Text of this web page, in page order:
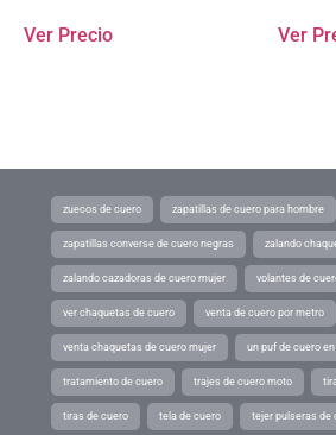
Ver Precio Ver
zuecos de cuero zapatillas de cuero para hombre
zapatillas converse de cuero negras zalando
zalando cazadoras de cuero mujer volantes de
ver chaquetas de cuero venta de cuero por metro
venta chaquetas de cuero mujer un puf de cuero
tratamiento de cuero trajes de cuero moto
tiras de cuero tela de cuero tejer pulseras de